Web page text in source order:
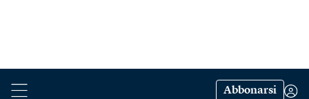
Abbonarsi